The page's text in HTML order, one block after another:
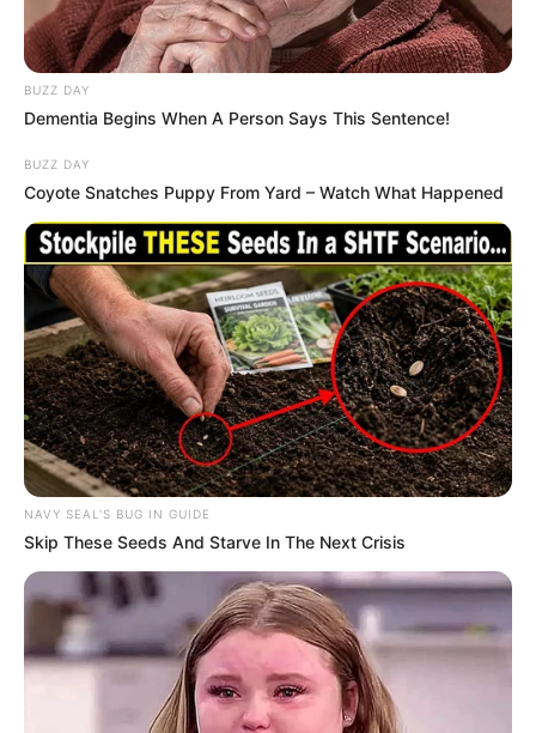
BUZZ DAY
Dementia Begins When A Person Says This Sentence!
BUZZ DAY
Coyote Snatches Puppy From Yard – Watch What Happened
NAVY SEAL'S BUG IN GUIDE
Skip These Seeds And Starve In The Next Crisis